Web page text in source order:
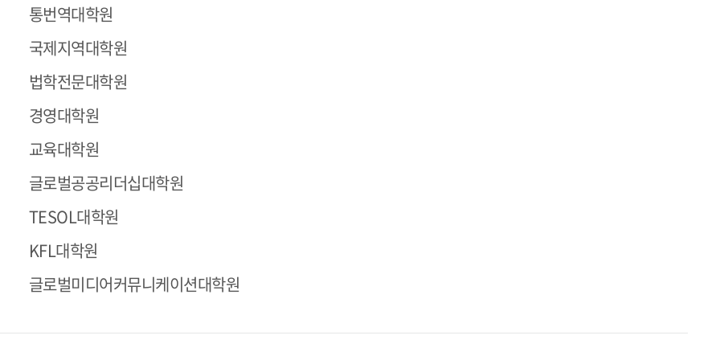
통번역대학원
국제지역대학원
법학전문대학원
경영대학원
교육대학원
글로벌공공리더십대학원
TESOL대학원
KFL대학원
글로벌미디어커뮤니케이션대학원